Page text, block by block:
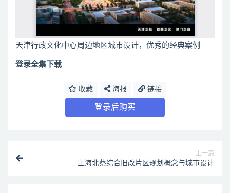
天津行政文化中心周边地区城市设计，优秀的经典案例
登录全集下载
收藏 海报 链接
登录后购买
上一篇
上海北蔡综合旧改片区规划概念与城市设计